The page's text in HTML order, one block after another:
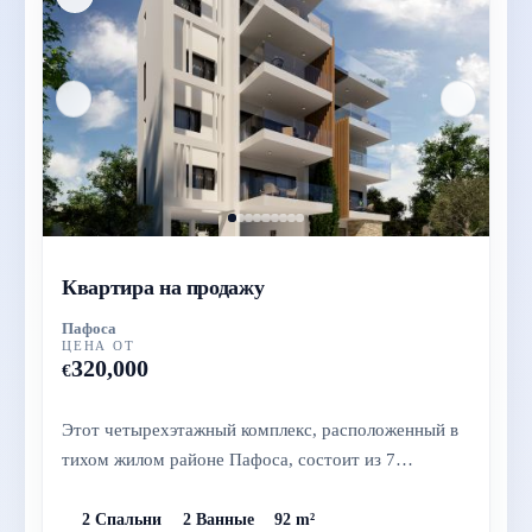
Квартира на продажу
Пафоса
ЦЕНА ОТ
€320,000
Этот четырехэтажный комплекс, расположенный в
тихом жилом районе Пафоса, состоит из 7
2 Спальни 2 Ванные 92 m²